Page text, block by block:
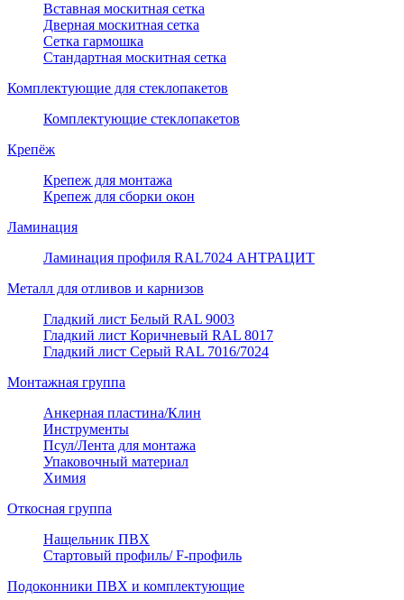
Вставная москитная сетка
Дверная москитная сетка
Сетка гармошка
Стандартная москитная сетка
Комплектующие для стеклопакетов
Комплектующие стеклопакетов
Крепёж
Крепеж для монтажа
Крепеж для сборки окон
Ламинация
Ламинация профиля RAL7024 АНТРАЦИТ
Металл для отливов и карнизов
Гладкий лист Белый RAL 9003
Гладкий лист Коричневый RAL 8017
Гладкий лист Серый RAL 7016/7024
Монтажная группа
Анкерная пластина/Клин
Инструменты
Псул/Лента для монтажа
Упаковочный материал
Химия
Откосная группа
Нащельник ПВХ
Стартовый профиль/ F-профиль
Подоконники ПВХ и комплектующие